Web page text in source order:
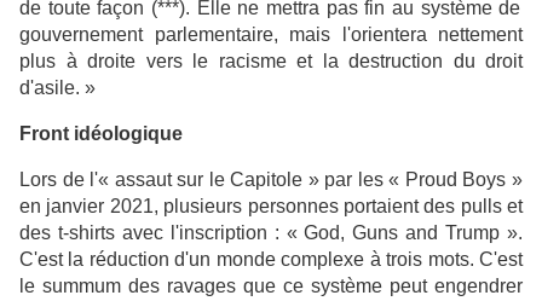
de toute façon (***). Elle ne mettra pas fin au système de
gouvernement parlementaire, mais l'orientera nettement
plus à droite vers le racisme et la destruction du droit
d'asile. »
Front idéologique
Lors de l'« assaut sur le Capitole » par les « Proud Boys »
en janvier 2021, plusieurs personnes portaient des pulls et
des t-shirts avec l'inscription : « God, Guns and Trump ».
C'est la réduction d'un monde complexe à trois mots. C'est
le summum des ravages que ce système peut engendrer